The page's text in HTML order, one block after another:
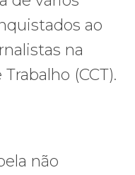
ao
na
(CCT).
não